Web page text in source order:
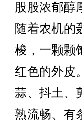
股股浓郁醇
随着农机的
梭，一颗颗
红色的外皮
蒜、抖土、
熟流畅、有